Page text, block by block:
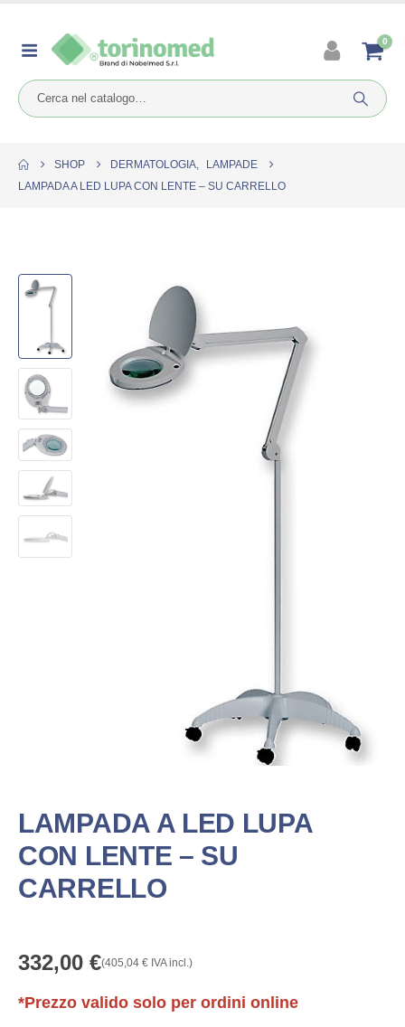
0
SHOP DERMATOLOGIA,
LAMPADE
LAMPADA A LED LUPA CON LENTE – SU CARRELLO
LAMPADA A LED LUPA
CON LENTE – SU
CARRELLO
332,00 €(405,04 € IVA incl.)
*Prezzo valido solo per ordini online